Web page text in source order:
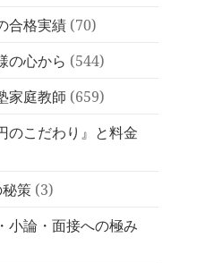
合格実績 (70)
の心から (544)
家庭教師 (659)
のこだわり』と料金
策 (3)
小論・面接への極み